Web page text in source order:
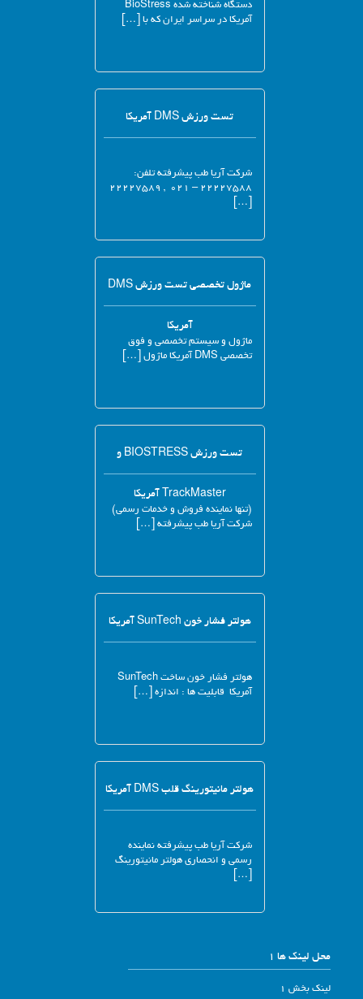
دستگاه شناخته شده BioStress
آمریکا در سراسر ایران که با […]
تست ورزش DMS آمریکا
شرکت آریا طب پیشرفته تلفن:
۲۲۲۲۷۵۸۸ – ۰۲۱ , ۲۲۲۲۷۵۸۹
[…]
ماژول تخصصی تست ورزش DMS
آمریکا
ماژول و سیستم تخصصی و فوق
تخصصی DMS آمریکا ماژول […]
تست ورزش BIOSTRESS و
TrackMaster آمریکا
(تنها نماینده فروش و خدمات رسمی)
شرکت آریا طب پیشرفته […]
هولتر فشار خون SunTech آمریکا
هولتر فشار خون ساخت SunTech
آمریکا قابلیت ها : اندازه […]
هولتر مانیتورینگ قلب DMS آمریکا
شرکت آریا طب پیشرفته نماینده
رسمی و انحصاری هولتر مانیتورینگ
[…]
محل لینک ها 1
لینک بخش 1